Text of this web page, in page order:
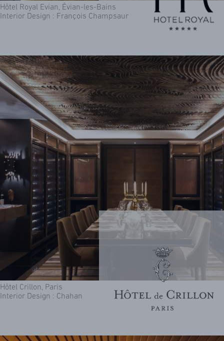
Hôtel Royal Evian, Évian-les-Bains
Interior Design : François Champsaur
Hôtel Crillon, Paris
Interior Design : Chahan